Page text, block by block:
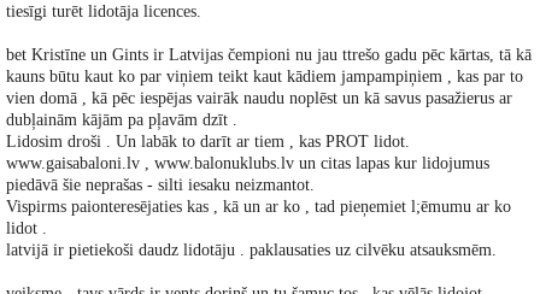
tiesīgi turēt lidotāja licences.
bet Kristīne un Gints ir Latvijas čempioni nu jau ttrešo gadu pēc kārtas, tā kā
kauns būtu kaut ko par viņiem teikt kaut kādiem jampampiņiem , kas par to
vien domā , kā pēc iespējas vairāk naudu noplēst un kā savus pasažierus ar
dubļainām kājām pa pļavām dzīt .
Lidosim droši . Un labāk to darīt ar tiem , kas PROT lidot.
www.gaisabaloni.lv , www.balonuklubs.lv un citas lapas kur lidojumus
piedāvā šie neprašas - silti iesaku neizmantot.
Vispirms paionteresējaties kas , kā un ar ko , tad pieņemiet l;ēmumu ar ko
lidot .
latvijā ir pietiekoši daudz lidotāju . paklausaties uz cilvēku atsauksmēm.